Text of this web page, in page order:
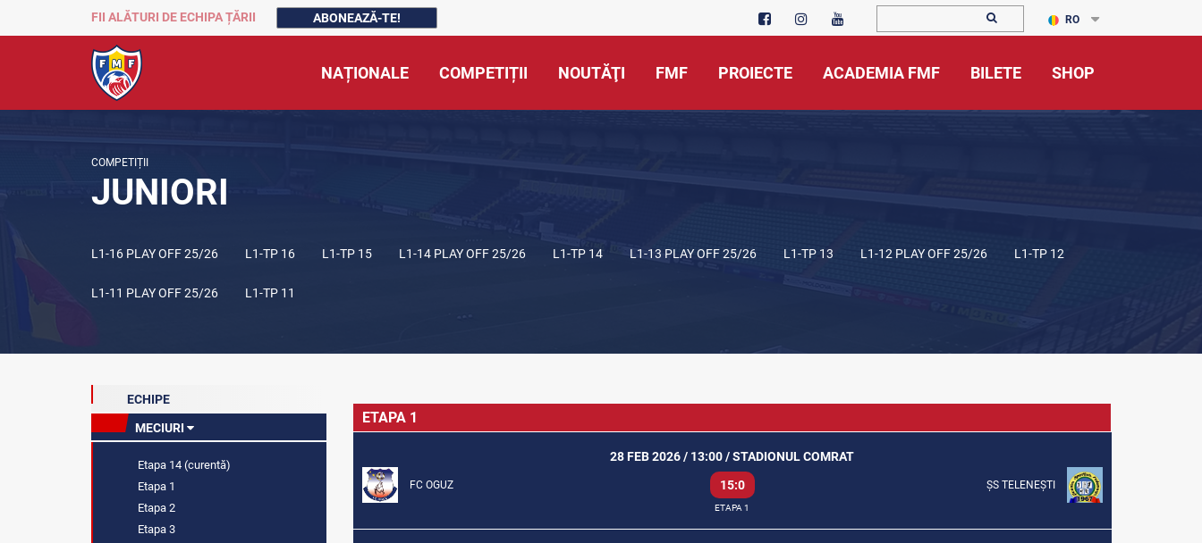
FII ALĂTURI DE ECHIPA ȚĂRII ABONEAZĂ-TE! RO
NAȚIONALE COMPETIȚII NOUTĂŢI FMF PROIECTE ACADEMIA FMF BILETE SHOP
COMPETIȚII
JUNIORI
L1-16 PLAY OFF 25/26 L1-TP 16 L1-TP 15 L1-14 PLAY OFF 25/26 L1-TP 14 L1-13 PLAY OFF 25/26 L1-TP 13 L1-12 PLAY OFF 25/26 L1-TP 12
L1-11 PLAY OFF 25/26 L1-TP 11
ECHIPE
MECIURI
Etapa 14 (curentă)
Etapa 1
Etapa 2
Etapa 3
ETAPA 1
28 FEB 2026 / 13:00 / STADIONUL COMRAT
FC OGUZ 15:0 ȘS TELENEȘTI
ETAPA 1